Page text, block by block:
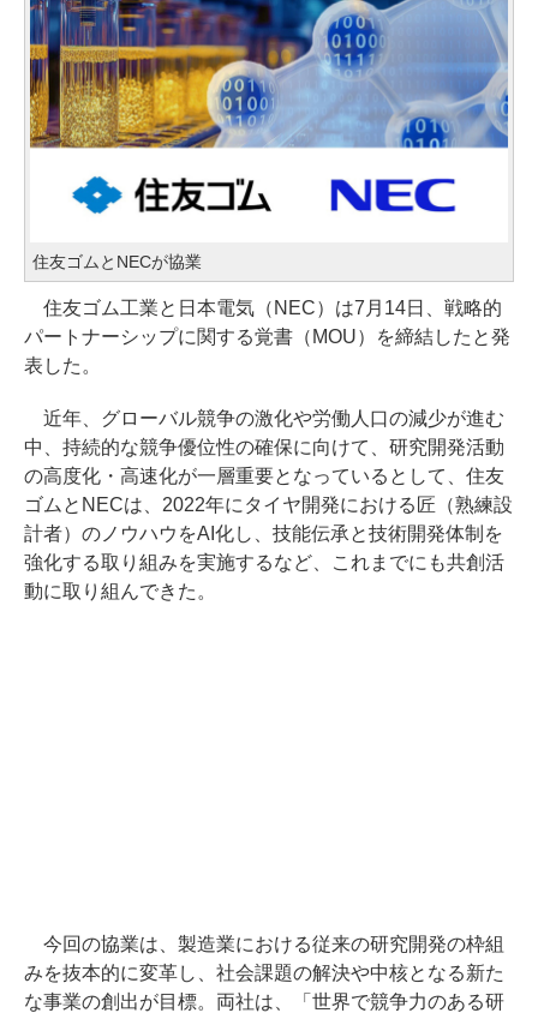
住友ゴムとNECが協業
住友ゴム工業と日本電気（NEC）は7月14日、戦略的
パートナーシップに関する覚書（MOU）を締結したと発
表した。
近年、グローバル競争の激化や労働人口の減少が進む
中、持続的な競争優位性の確保に向けて、研究開発活動
の高度化・高速化が一層重要となっているとして、住友
ゴムとNECは、2022年にタイヤ開発における匠（熟練設
計者）のノウハウをAI化し、技能伝承と技術開発体制を
強化する取り組みを実施するなど、これまでにも共創活
動に取り組んできた。
今回の協業は、製造業における従来の研究開発の枠組
みを抜本的に変革し、社会課題の解決や中核となる新た
な事業の創出が目標。両社は、「世界で競争力のある研